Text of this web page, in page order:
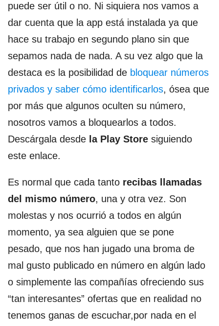
puede ser útil o no. Ni siquiera nos vamos a
dar cuenta que la app está instalada ya que
hace su trabajo en segundo plano sin que
sepamos nada de nada. A su vez algo que la
destaca es la posibilidad de bloquear números
privados y saber cómo identificarlos, ósea que
por más que algunos oculten su número,
nosotros vamos a bloquearlos a todos.
Descárgala desde la Play Store siguiendo
este enlace.
Es normal que cada tanto recibas llamadas
del mismo número, una y otra vez. Son
molestas y nos ocurrió a todos en algún
momento, ya sea alguien que se pone
pesado, que nos han jugado una broma de
mal gusto publicado en número en algún lado
o simplemente las compañías ofreciendo sus
“tan interesantes” ofertas que en realidad no
tenemos ganas de escuchar,por nada en el